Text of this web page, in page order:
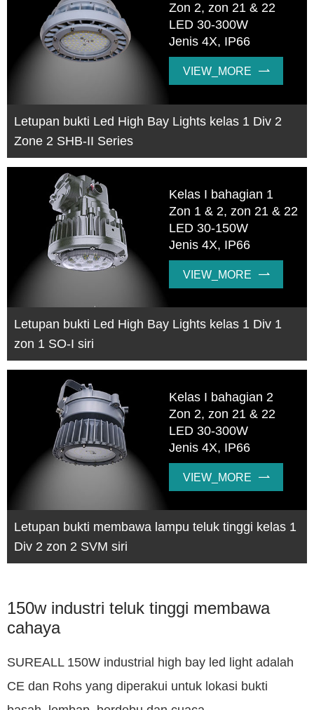
Zon 2, zon 21 & 22
LED 30-300W
Jenis 4X, IP66
VIEW_MORE 
Letupan bukti Led High Bay Lights kelas 1 Div 2
Zone 2 SHB-II Series
Kelas I bahagian 1
Zon 1 & 2, zon 21 & 22
LED 30-150W
Jenis 4X, IP66
VIEW_MORE 
Letupan bukti Led High Bay Lights kelas 1 Div 1
zon 1 SO-I siri
Kelas I bahagian 2
Zon 2, zon 21 & 22
LED 30-300W
Jenis 4X, IP66
VIEW_MORE 
Letupan bukti membawa lampu teluk tinggi kelas 1
Div 2 zon 2 SVM siri
150w industri teluk tinggi membawa
cahaya
SUREALL 150W industrial high bay led light adalah
CE dan Rohs yang diperakui untuk lokasi bukti